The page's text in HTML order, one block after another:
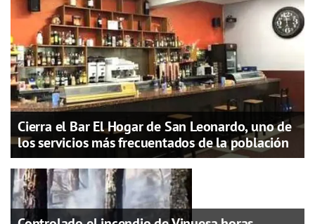
Cierra el Bar El Hogar de San Leonardo, uno de
los servicios más frecuentados de la población